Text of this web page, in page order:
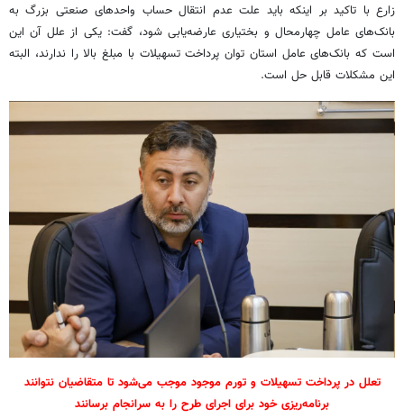
زارع با تاکید بر اینکه باید علت عدم انتقال حساب واحدهای صنعتی بزرگ به
بانک‌های عامل چهارمحال و بختیاری عارضه‌یابی شود، گفت: یکی از علل آن این
است که بانک‌های عامل استان توان پرداخت تسهیلات با مبلغ بالا را ندارند، البته
این مشکلات قابل حل است.
تعلل در پرداخت تسهیلات و تورم موجود موجب می‌شود تا متقاضیان نتوانند
برنامه‌ریزی خود برای اجرای طرح را به سرانجام برسانند